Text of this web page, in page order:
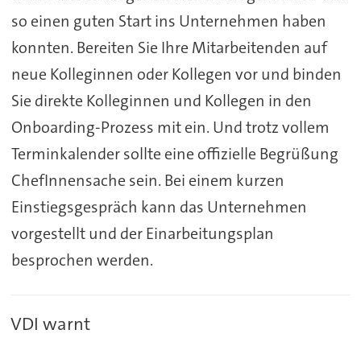
so einen guten Start ins Unternehmen haben
konnten. Bereiten Sie Ihre Mitarbeitenden auf
neue Kolleginnen oder Kollegen vor und binden
Sie direkte Kolleginnen und Kollegen in den
Onboarding-Prozess mit ein. Und trotz vollem
Terminkalender sollte eine offizielle Begrüßung
ChefInnensache sein. Bei einem kurzen
Einstiegsgespräch kann das Unternehmen
vorgestellt und der Einarbeitungsplan
besprochen werden.
VDI warnt